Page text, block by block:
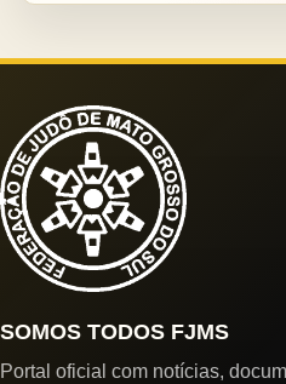
SOMOS TODOS FJMS
Portal oficial com notícias,